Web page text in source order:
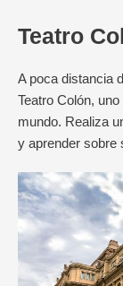
Teatro
A poca distancia
Teatro Colón,
mundo. Realiza
y aprender sobre